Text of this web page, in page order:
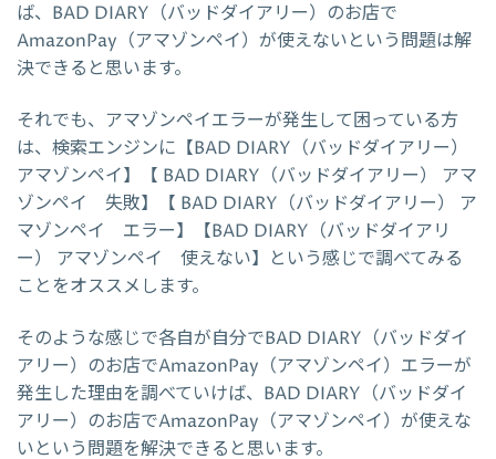
ば、BAD DIARY（バッドダイアリー）のお店で
AmazonPay（アマゾンペイ）が使えないという問題は解
決できると思います。
それでも、アマゾンペイエラーが発生して困っている方
は、検索エンジンに【BAD DIARY（バッドダイアリー）
アマゾンペイ】【 BAD DIARY（バッドダイアリー） アマ
ゾンペイ 失敗】【 BAD DIARY（バッドダイアリー） ア
マゾンペイ エラー】【BAD DIARY（バッドダイアリ
ー） アマゾンペイ 使えない】という感じで調べてみる
ことをオススメします。
そのような感じで各自が自分でBAD DIARY（バッドダイ
アリー）のお店でAmazonPay（アマゾンペイ）エラーが
発生した理由を調べていけば、BAD DIARY（バッドダイ
アリー）のお店でAmazonPay（アマゾンペイ）が使えな
いという問題を解決できると思います。